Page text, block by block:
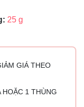
25 g
GIÁ THEO
1 THÙNG